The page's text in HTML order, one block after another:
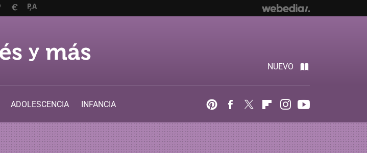
NUEVO
ADOLESCENCIA
INFANCIA
PinterestFacebook
Twitter FlipboardInstagram